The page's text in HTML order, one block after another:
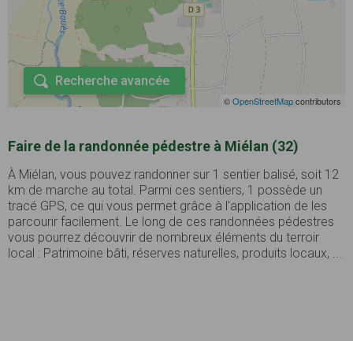
©OpenStreetMapcontributors
Recherche avancée
Faire de la randonnée pédestre à Miélan (32)
À Miélan, vous pouvez randonner sur 1 sentier balisé, soit 12
km de marche au total. Parmi ces sentiers, 1 possède un
tracé GPS, ce qui vous permet grâce à l'application de les
parcourir facilement. Le long de ces randonnées pédestres
vous pourrez découvrir de nombreux éléments du terroir
local : Patrimoine bâti, réserves naturelles, produits locaux, ...